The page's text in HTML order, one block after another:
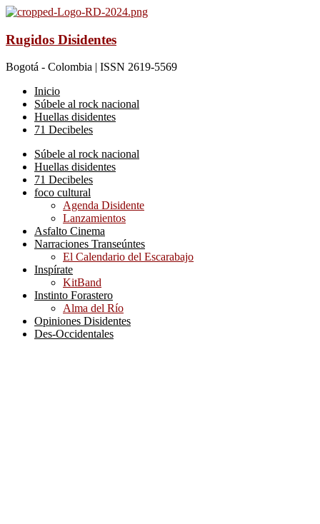
Rugidos Disidentes
Bogotá - Colombia | ISSN 2619-5569
Inicio
Súbele al rock nacional
Huellas disidentes
71 Decibeles
Súbele al rock nacional
Huellas disidentes
71 Decibeles
foco cultural
Agenda Disidente
Lanzamientos
Asfalto Cinema
Narraciones Transeúntes
El Calendario del Escarabajo
Inspírate
KitBand
Instinto Forastero
Alma del Río
Opiniones Disidentes
Des-Occidentales